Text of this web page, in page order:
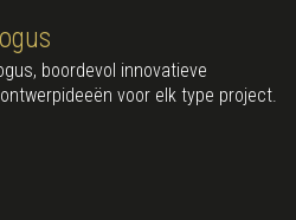
boordevol innovatieve
voor elk type project.